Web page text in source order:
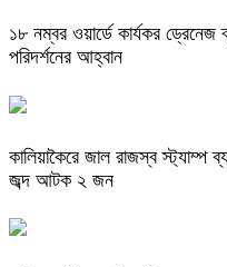
১৮ নম্বর ওয়ার্ডে কার্যকর ড্রেনেজ
পরিদর্শনের আহ্বান
কালিয়াকৈরে জাল রাজস্ব স্ট্যাম্প
জব্দ আটক ২ জন